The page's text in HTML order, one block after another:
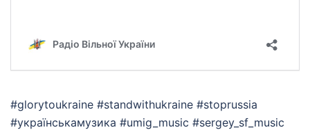
#glorytoukraine #standwithukraine #stoprussia
#українськамузика #umig_music #sergey_sf_music